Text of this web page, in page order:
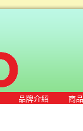
品牌介紹 商